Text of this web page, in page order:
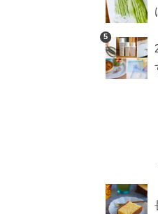
5